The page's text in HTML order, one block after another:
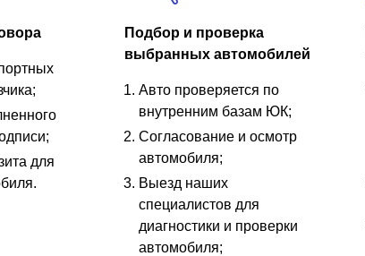
для
Подбор и проверка
выбранных автомобилей
Авто проверяется по
внутренним базам ЮК;
Согласование и осмотр
автомобиля;
Выезд наших
специалистов для
диагностики и проверки
автомобиля;